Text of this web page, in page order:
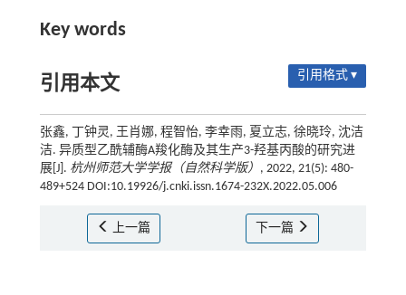
Key words
引用本文 引用格式 ▾
张鑫, 丁钟灵, 王肖娜, 程智怡, 李幸雨, 夏立志, 徐晓玲, 沈洁
洁. 异质型乙酰辅酶A羧化酶及其生产3-羟基丙酸的研究进
展[J]. 杭州师范大学学报（自然科学版） , 2022, 21(5): 480-
489+524 DOI:10.19926/j.cnki.issn.1674-232X.2022.05.006
上一篇 下一篇